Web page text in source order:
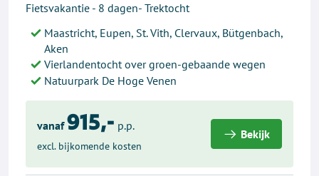
Fietsvakantie - 8 dagen- Trektocht
Maastricht, Eupen, St. Vith, Clervaux, Bütgenbach,
Aken
Vierlandentocht over groen-gebaande wegen
Natuurpark De Hoge Venen
vanaf 915,- p.p.
excl. bijkomende kosten
Bekijk